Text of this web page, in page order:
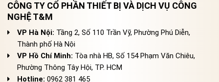
CÔNG TY CỔ PHẦN THIẾT BỊ VÀ DỊCH VỤ CÔNG
NGHỆ T&M
VP Hà Nội: Tầng 2, Số 110 Trần Vỹ, Phường Phú Diễn,
Thành phố Hà Nội
VP Hồ Chí Minh: Tòa nhà HB, Số 154 Phạm Văn Chiêu,
Phường Thông Tây Hội, TP. HCM
Hotline: 0962 381 465